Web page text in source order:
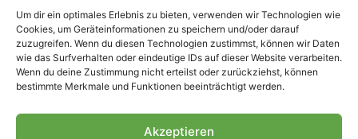
Um dir ein optimales Erlebnis zu bieten, verwenden wir Technologien wie
Cookies, um Geräteinformationen zu speichern und/oder darauf
zuzugreifen. Wenn du diesen Technologien zustimmst, können wir Daten
wie das Surfverhalten oder eindeutige IDs auf dieser Website verarbeiten.
Wenn du deine Zustimmung nicht erteilst oder zurückziehst, können
bestimmte Merkmale und Funktionen beeinträchtigt werden.
Akzeptieren
– Alle rechte vorbehalten.
Fohlen-Hautnah.de ist ein
offiziell eingetragenes Magazin
bei der Deutschen
Nationalbibliothek (ISSN 1868-
Weiterverarbeitung, auch